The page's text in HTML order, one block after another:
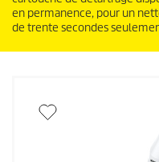
en permanence, pour un
de trente secondes